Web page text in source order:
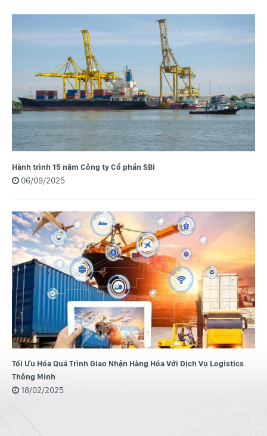
Hành trình 15 năm Công ty Cổ phần SBI
06/09/2025
Tối Ưu Hóa Quá Trình Giao Nhận Hàng Hóa Với Dịch Vụ Logistics
Thông Minh
18/02/2025